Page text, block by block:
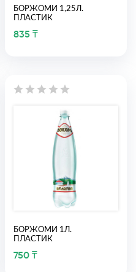
БОРЖОМИ 1,25Л.
ПЛАСТИК
835 ₸
БОРЖОМИ 1Л.
ПЛАСТИК
750 ₸